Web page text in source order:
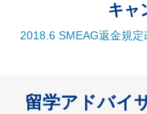
キャ
2018.6 SMEAG返金規
留学アドバイ